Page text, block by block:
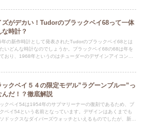
ズがデカい！Tudorのブラックベイ68って一体
な時計？
の新作時計として発表されたTudorのブラックベイ68とは
いどんな時計なのでしょうか。ブラックベイ68の68は年を
おり、1968年というのはチューダーのデザインアイコンと
ックベイ５４の限定モデル”ラグーンブルー”っ
んだ！？徹底解説
クベイ54は1954年のサブマリーナーの復刻であるため、ブ
ベイ54という名前となっています。デザインはあくまでも
ドックスなダイバーズウォッチといえるものでしたが、新モ